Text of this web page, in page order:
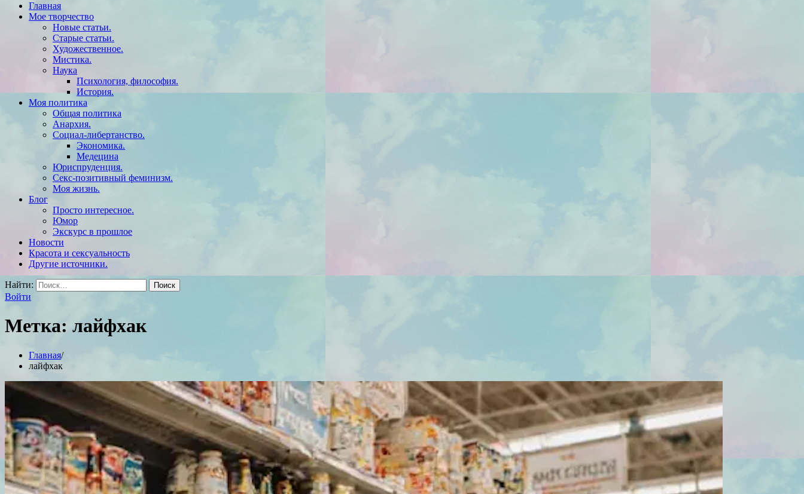
Главная
Мое творчество
Новые статьи.
Старые статьи.
Художественное.
Мистика.
Наука
Психология, философия.
История.
Моя политика
Общая политика
Анархия.
Социал-либертанство.
Экономика.
Медецина
Юриспруденция.
Секс-позитивный феминизм.
Моя жизнь.
Блог
Просто интересное.
Юмор
Экскурс в прошлое
Новости
Красота и сексуальность
Другие источники.
Найти:
Войти
Метка: лайфхак
Главная
лайфхак